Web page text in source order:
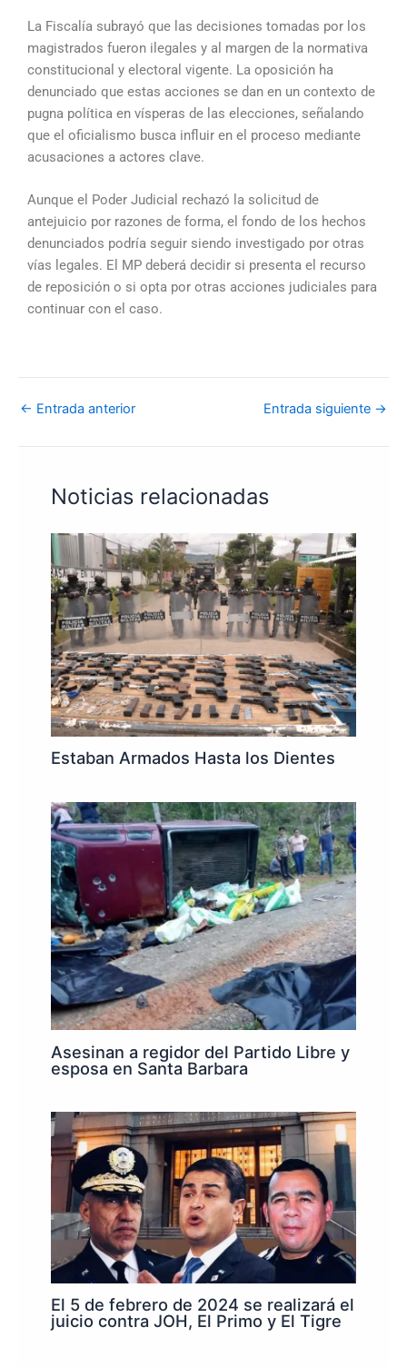
La Fiscalía subrayó que las decisiones tomadas por los
magistrados fueron ilegales y al margen de la normativa
constitucional y electoral vigente. La oposición ha
denunciado que estas acciones se dan en un contexto de
pugna política en vísperas de las elecciones, señalando
que el oficialismo busca influir en el proceso mediante
acusaciones a actores clave.
Aunque el Poder Judicial rechazó la solicitud de
antejuicio por razones de forma, el fondo de los hechos
denunciados podría seguir siendo investigado por otras
vías legales. El MP deberá decidir si presenta el recurso
de reposición o si opta por otras acciones judiciales para
continuar con el caso.
← Entrada anterior Entrada siguiente →
Noticias relacionadas
Estaban Armados Hasta los Dientes
Asesinan a regidor del Partido Libre y
esposa en Santa Barbara
El 5 de febrero de 2024 se realizará el
juicio contra JOH, El Primo y El Tigre